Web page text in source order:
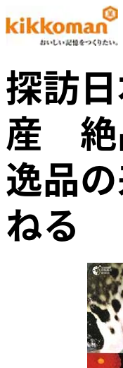
探訪
産 絶
逸品
ねる